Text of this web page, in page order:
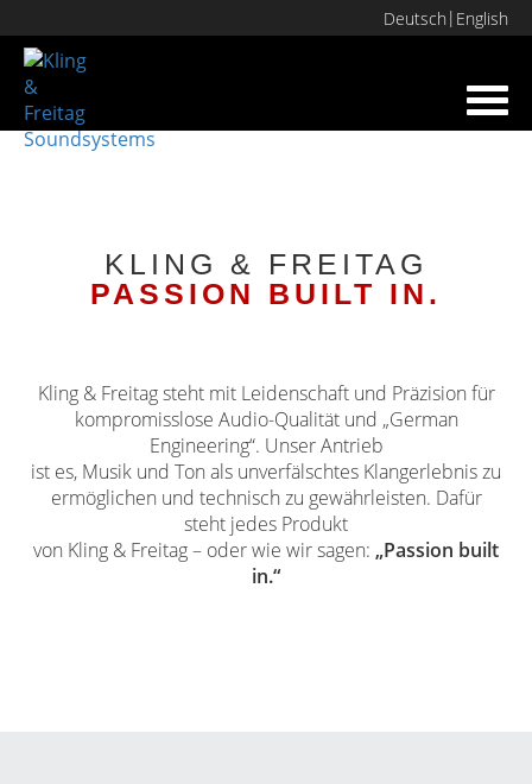
Deutsch English
KLING & FREITAG
PASSION BUILT IN.
Kling & Freitag steht mit Leidenschaft und Präzision für
kompromisslose Audio-Qualität und „German
Engineering“. Unser Antrieb
ist es, Musik und Ton als unverfälschtes Klangerlebnis zu
ermöglichen und technisch zu gewährleisten. Dafür
steht jedes Produkt
von Kling & Freitag – oder wie wir sagen: „Passion built
in.“